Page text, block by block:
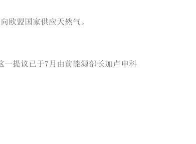
欧盟国家供应天然气。
提议已于7月由前能源部长加卢申科